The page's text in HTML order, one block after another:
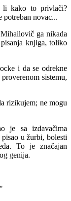
li kako to privlači?
potreban novac...
ga nikada
knjiga, toliko
i da se odrekne
sistemu,
rizikujem; ne mogu
je sa izdavačima
u žurbi, bolesti
To je značajan
genija.